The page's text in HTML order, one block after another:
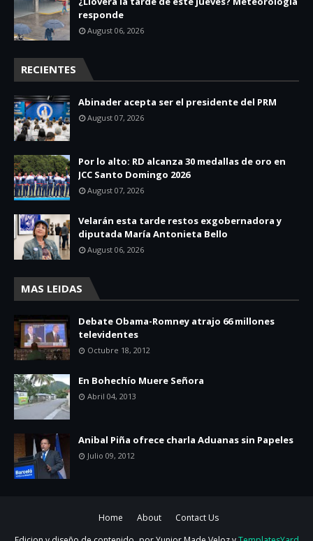
responde
August 06, 2026
RECIENTES
Abinader acepta ser el presidente del PRM
August 07, 2026
Por lo alto: RD alcanza 30 medallas de oro en
JCC Santo Domingo 2026
August 07, 2026
Velarán esta tarde restos exgobernadora y
diputada María Antonieta Bello
August 06, 2026
MAS LEIDAS
Debate Obama-Romney atrajo 66 millones
televidentes
Octubre 18, 2012
En Bohechío Muere Señora
Abril 04, 2013
Anibal Piña ofrece charla Aduanas sin Papeles
Julio 09, 2012
Home About
Contact Us